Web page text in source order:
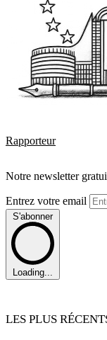
Rapporteur
Notre newsletter
Entrez votre email
S'abonner
Loading...
LES PLUS